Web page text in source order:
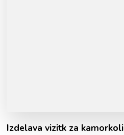
Izdelava vizitk za kamorkoli